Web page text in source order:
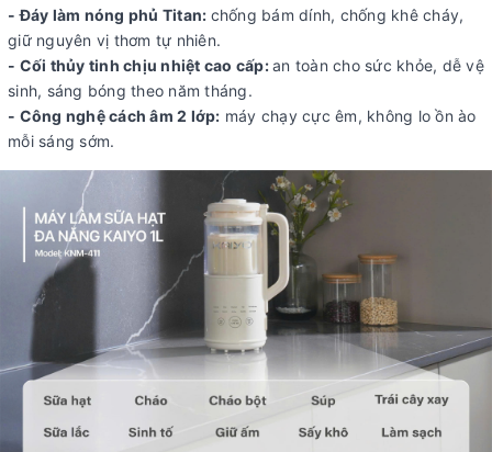
- Đáy làm nóng phủ Titan: chống bám dính, chống khê cháy,
giữ nguyên vị thơm tự nhiên.
- Cối thủy tinh chịu nhiệt cao cấp:an toàn cho sức khỏe, dễ vệ
sinh, sáng bóng theo năm tháng.
- Công nghệ cách âm 2 lớp: máy chạy cực êm, không lo ồn ào
mỗi sáng sớm.